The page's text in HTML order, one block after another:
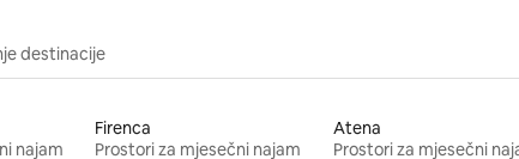
destinacije
najam
Firenca
Prostori za mjesečni najam
Atena
Prostori za mjesečni